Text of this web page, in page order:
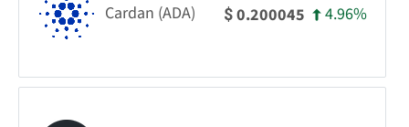
Cardan (ADA) $0.200045 4.96%